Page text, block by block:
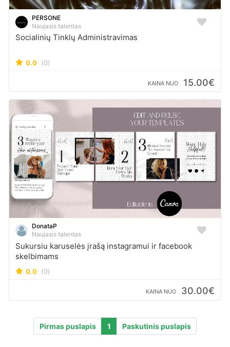
PERSONE
Naujasis talentas
Socialinių Tinklų Administravimas
0.0 (0)
KAINA NUO 15.00€
DonataP
Naujasis talentas
Sukursiu karuselės įrašą instagramui ir facebook
skelbimams
0.0 (0)
KAINA NUO 30.00€
Pirmas puslapis 1 Paskutinis puslapis